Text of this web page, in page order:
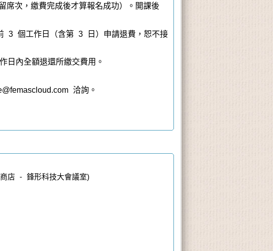
次，繳費完成後才算報名成功）。開課後
3 個工作日
（含第 3 日） 申請退費，恕不接
日內全額退還所繳交費用。
洽詢。
店 - 鋒形科技大會議室)